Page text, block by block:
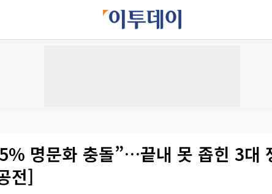
명문화 충돌”…끝내 못 좁힌 3대
전]